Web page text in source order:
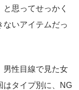
思ってせっかく
ないアイテムだっ
男性目線で見た女
はタイプ別に、NG